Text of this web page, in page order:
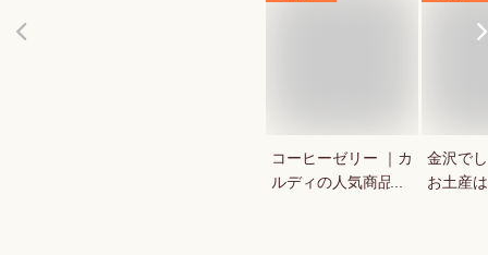
コーヒーゼリー ｜カ
ルディの人気商品な
金沢で
お土産